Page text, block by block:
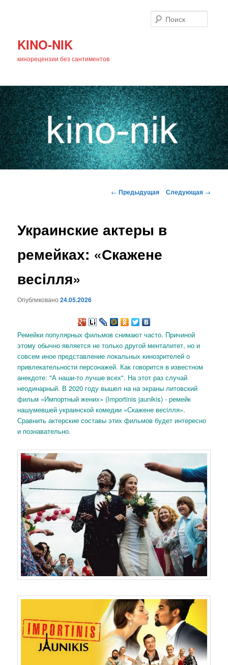
KINO-NIK
кинорецензии без сантиментов
основному
содержимому
Навигация
← Предыдущая Следующая →
Украинские актеры в
ремейках: «Скажене
весiлля»
Опубликовано24.05.2026
Ремейки популярных фильмов снимают часто. Причиной
этому обычно является не только другой менталитет, но и
совсем иное представление локальных кинозрителей о
привлекательности персонажей. Как говорится в известном
анекдоте: "А наши-то лучше всех". На этот раз случай
неодинарный. В 2020 году вышел на на экраны литовский
фильм «Импортный жених» (Importinis jaunikis) - ремейк
нашумевшей украинской комедии «Скажене весiлля».
Сравнить актерские составы этих фильмов будет интересно
и познавательно.